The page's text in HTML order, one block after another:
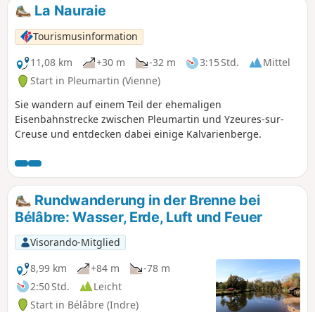
entdecken.
La Nauraie
Tourismusinformation
11,08 km
+30 m -32 m 3:15 Std.
Mittel
Start in Pleumartin (Vienne)
Sie wandern auf einem Teil der ehemaligen
Eisenbahnstrecke zwischen Pleumartin und Yzeures-sur-
Creuse und entdecken dabei einige Kalvarienberge.
Rundwanderung in der Brenne bei
Bélâbre: Wasser, Erde, Luft und Feuer
Visorando-Mitglied
8,99 km
+84 m
-78 m
2:50 Std.
Leicht
Start in Bélâbre (Indre)